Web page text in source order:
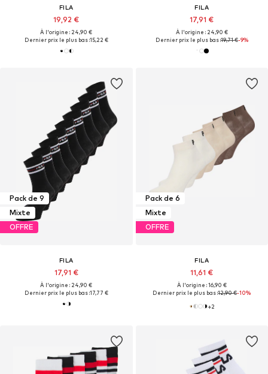
FILA
19,92 €
À l'origine : 24,90 €
Dernier prix le plus bas :15,22 €
FILA
17,91 €
À l'origine : 24,90 €
Dernier prix le plus bas :19,71 €-9%
Pack de 9
Mixte
OFFRE
FILA
17,91 €
À l'origine : 24,90 €
Dernier prix le plus bas :17,77 €
Pack de 6
Mixte
OFFRE
FILA
11,61 €
À l'origine : 16,90 €
Dernier prix le plus bas :12,90 €-10%
+2